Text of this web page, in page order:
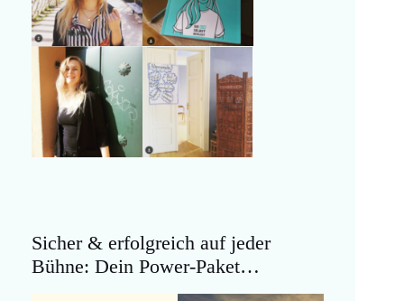
Sicher & erfolgreich auf jeder
Bühne: Dein Power-Paket…